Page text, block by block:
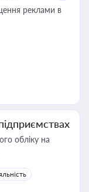
реклами в
обліку на